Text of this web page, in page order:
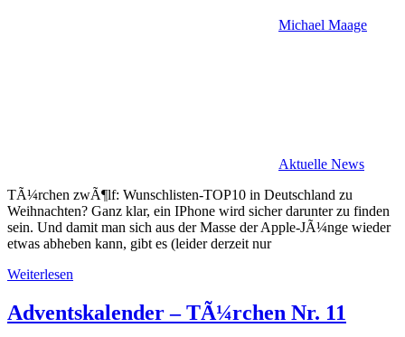
Michael Maage
Aktuelle News
TÃ¼rchen zwÃ¶lf: Wunschlisten-TOP10 in Deutschland zu
Weihnachten? Ganz klar, ein IPhone wird sicher darunter zu finden
sein. Und damit man sich aus der Masse der Apple-JÃ¼nge wieder
etwas abheben kann, gibt es (leider derzeit nur
Weiterlesen
Adventskalender – TÃ¼rchen Nr. 11